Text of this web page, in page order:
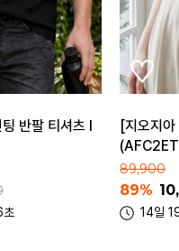
반팔 니트
초
스트링
99,000
95%
7일